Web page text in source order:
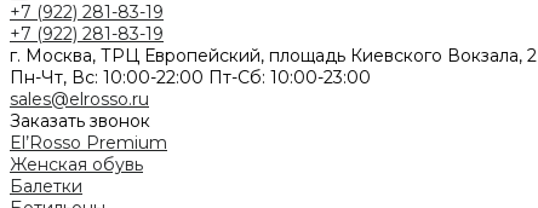
+7 (922) 281-83-19
+7 (922) 281-83-19
г. Москва, ТРЦ Европейский, площадь Киевского Вокзала, 2
Пн-Чт, Вс: 10:00-22:00 Пт-Сб: 10:00-23:00
sales@elrosso.ru
Заказать звонок
El’Rosso Premium
Женская обувь
Балетки